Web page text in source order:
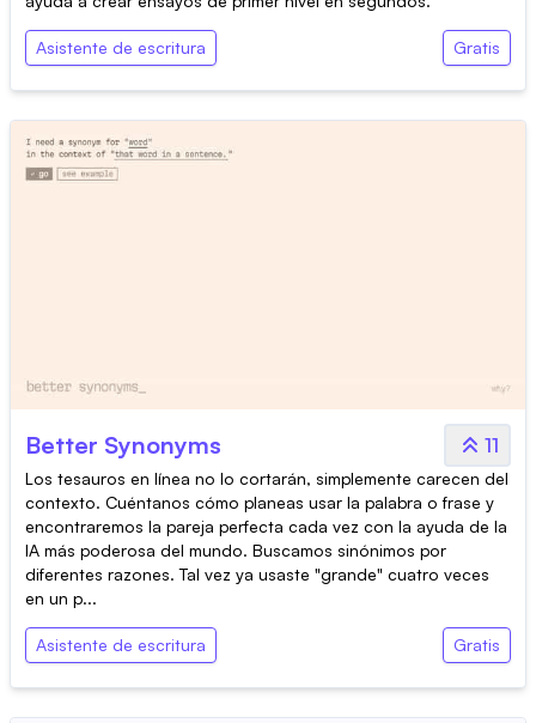
Asistente de escritura Gratis
Better Synonyms 11
Los tesauros en línea no lo cortarán, simplemente carecen del
contexto. Cuéntanos cómo planeas usar la palabra o frase y
encontraremos la pareja perfecta cada vez con la ayuda de la
IA más poderosa del mundo. Buscamos sinónimos por
diferentes razones. Tal vez ya usaste "grande" cuatro veces
en un p...
Asistente de escritura Gratis